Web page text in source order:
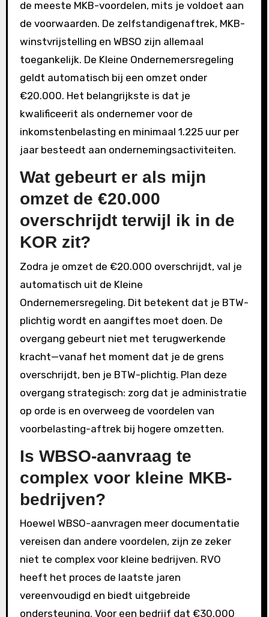
de meeste MKB-voordelen, mits je voldoet aan
de voorwaarden. De zelfstandigenaftrek, MKB-
winstvrijstelling en WBSO zijn allemaal
toegankelijk. De Kleine Ondernemersregeling
geldt automatisch bij een omzet onder
€20.000. Het belangrijkste is dat je
kwalificeerit als ondernemer voor de
inkomstenbelasting en minimaal 1.225 uur per
jaar besteedt aan ondernemingsactiviteiten.
Wat gebeurt er als mijn
omzet de €20.000
overschrijdt terwijl ik in de
KOR zit?
Zodra je omzet de €20.000 overschrijdt, val je
automatisch uit de Kleine
Ondernemersregeling. Dit betekent dat je BTW-
plichtig wordt en aangiftes moet doen. De
overgang gebeurt niet met terugwerkende
kracht—vanaf het moment dat je de grens
overschrijdt, ben je BTW-plichtig. Plan deze
overgang strategisch: zorg dat je administratie
op orde is en overweeg de voordelen van
voorbelasting-aftrek bij hogere omzetten.
Is WBSO-aanvraag te
complex voor kleine MKB-
bedrijven?
Hoewel WBSO-aanvragen meer documentatie
vereisen dan andere voordelen, zijn ze zeker
niet te complex voor kleine bedrijven. RVO
heeft het proces de laatste jaren
vereenvoudigd en biedt uitgebreide
ondersteuning. Voor een bedrijf dat €30.000